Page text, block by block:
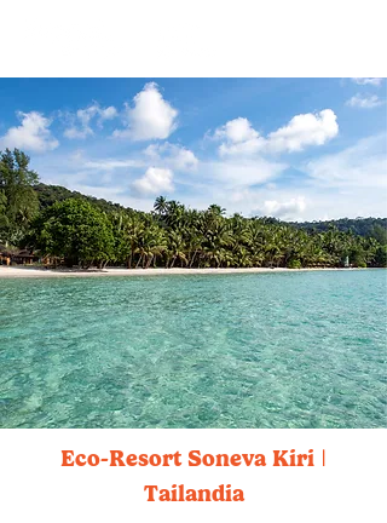
Eco-Resort Soneva Kiri I
Tailandia